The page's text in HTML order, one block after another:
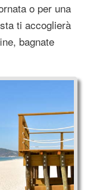
o per una
ti accoglierà
bagnate